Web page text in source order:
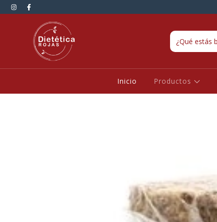
Inicio Productos